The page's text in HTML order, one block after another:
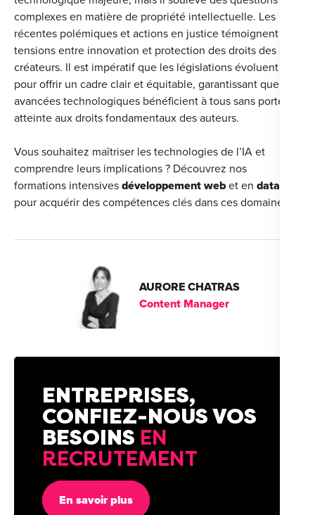
complexes en matière de propriété intellectuelle. Les
récentes polémiques et actions en justice témoignent des
tensions entre innovation et protection des droits des
créateurs. Il est impératif que les législations évoluent
pour offrir un cadre clair et équitable, garantissant que les
avancées technologiques bénéficient à tous sans porter
atteinte aux droits fondamentaux des auteurs.
Vous souhaitez maîtriser les technologies de l’IA et
comprendre leurs implications ? Découvrez nos
formations intensives développement web et en data
pour acquérir des compétences clés dans ces domaines !
AURORE CHATRAS
Content Manager
ENTREPRISES,
CONFIEZ-NOUS VOS
BESOINS EN
RECRUTEMENT
En savoir plus